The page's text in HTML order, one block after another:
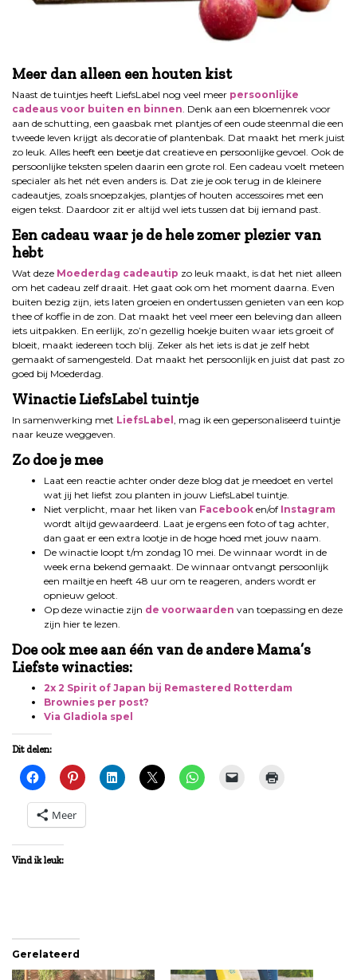
Meer dan alleen een houten kist
Naast de tuintjes heeft LiefsLabel nog veel meer persoonlijke
cadeaus voor buiten en binnen. Denk aan een bloemenrek voor
aan de schutting, een gaasbak met plantjes of een oude steenmal die een
tweede leven krijgt als decoratie of plantenbak. Dat maakt het merk juist
zo leuk. Alles heeft een beetje dat creatieve en persoonlijke gevoel. Ook de
persoonlijke teksten spelen daarin een grote rol. Een cadeau voelt meteen
specialer als het nét even anders is. Dat zie je ook terug in de kleinere
cadeautjes, zoals snoepzakjes, plantjes of houten accessoires met een
eigen tekst. Daardoor zit er altijd wel iets tussen dat bij iemand past.
Een cadeau waar je de hele zomer plezier van
hebt
Wat deze Moederdag cadeautip zo leuk maakt, is dat het niet alleen
om het cadeau zelf draait. Het gaat ook om het moment daarna. Even
buiten bezig zijn, iets laten groeien en ondertussen genieten van een kop
thee of koffie in de zon. Dat maakt het veel meer een beleving dan alleen
iets uitpakken. En eerlijk, zo’n gezellig hoekje buiten waar iets groeit of
bloeit, maakt iedereen toch blij. Zeker als het iets is dat je zelf hebt
gemaakt of samengesteld. Dat maakt het persoonlijk en juist dat past zo
goed bij Moederdag.
Winactie LiefsLabel tuintje
In samenwerking met LiefsLabel , mag ik een gepersonaliseerd tuintje
naar keuze weggeven.
Zo doe je mee
Laat een reactie achter onder deze blog dat je meedoet en vertel
wat jij het liefst zou planten in jouw LiefsLabel tuintje.
Niet verplicht, maar het liken van Facebook en/of Instagram
wordt altijd gewaardeerd. Laat je ergens een foto of tag achter,
dan gaat er een extra lootje in de hoge hoed met jouw naam.
De winactie loopt t/m zondag 10 mei. De winnaar wordt in de
week erna bekend gemaakt. De winnaar ontvangt persoonlijk
een mailtje en heeft 48 uur om te reageren, anders wordt er
opnieuw geloot.
Op deze winactie zijn de voorwaarden van toepassing en deze
zijn hier te lezen.
Doe ook mee aan één van de andere Mama’s
Liefste winacties:
2x 2 Spirit of Japan bij Remastered Rotterdam
Brownies per post?
Via Gladiola spel
Dit delen:
Meer
Vind ik leuk:
Gerelateerd